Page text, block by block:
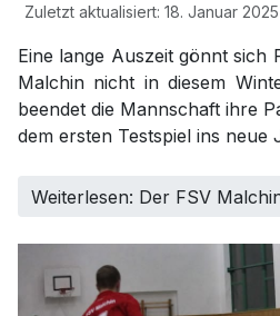
Zuletzt aktualisiert: 18. Januar 2025
Eine lange Auszeit gönnt sich
Malchin nicht in diesem
beendet die Mannschaft ihre
dem ersten Testspiel ins neue
Weiterlesen: Der FSV